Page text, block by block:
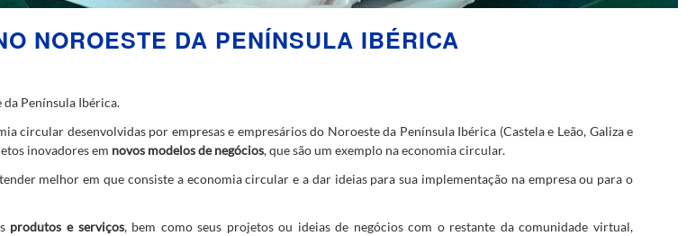
NOROESTE DA PENÍNSULA IBÉRICA
Península Ibérica.
circular desenvolvidas por empresas e empresários do Noroeste da Península Ibérica (Castela e Leão, Galiza e
inovadores em novos modelos de negócios, que são um exemplo na economia circular.
melhor em que consiste a economia circular e a dar ideias para sua implementação na empresa ou para o
produtos e serviços, bem como seus projetos ou ideias de negócios com o restante da comunidade virtual,